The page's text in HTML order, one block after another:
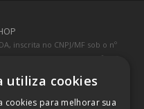
inscrita no CNPJ/MF sob o nº
sede na Rua Kanebo, nº 175,
CEP: 13213-090
(SAIBA MAIS)
utiliza cookies
cookies para melhorar sua